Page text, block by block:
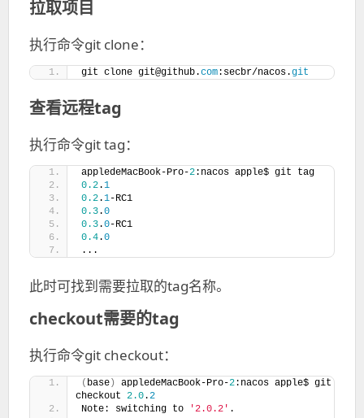
拉取项目
执行命令git clone：
git clone git@github.com:secbr/nacos.git
查看远程tag
执行命令git tag：
appledeMacBook-Pro-2:nacos apple$ git tag
0.2.1
0.2.1-RC1
0.3.0
0.3.0-RC1
0.4.0
...
此时可找到需要拉取的tag名称。
checkout需要的tag
执行命令git checkout：
( base ) appledeMacBook-Pro-2:nacos apple$ git
checkout 2.0.2
Note: switching to
'2.0.2' .